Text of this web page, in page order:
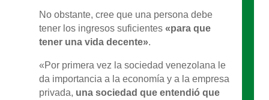
No obstante, cree que una persona debe
tener los ingresos suficientes «para que
tener una vida decente».
«Por primera vez la sociedad venezolana le
da importancia a la economía y a la empresa
privada, una sociedad que entendió que